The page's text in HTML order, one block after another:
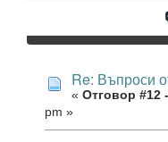
Re: Въпроси
« Отговор #12
pm »